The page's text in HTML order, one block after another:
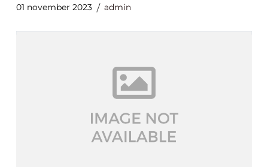
01 november 2023 admin